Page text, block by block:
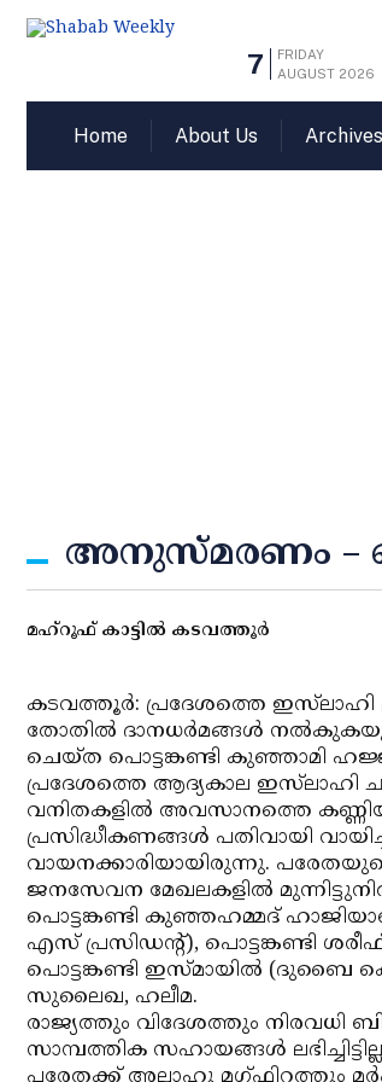
7
FRIDAY
AUGUST 2026
Home About Us Archives
അനുസ്മരണം –
മഹ്‌റൂഫ് കാട്ടില്‍ കടവത്തൂര്‍
കടവത്തൂര്‍: പ്രദേശത്തെ ഇസ്‌ലാഹി
തോതില്‍ ദാനധര്‍മങ്ങള്‍
ചെയ്ത പൊട്ടങ്കണ്ടി കുഞ്ഞാമി
പ്രദേശത്തെ ആദ്യകാല ഇസ്‌ലാഹി
വനിതകളില്‍ അവസാനത്തെ
പ്രസിദ്ധീകണങ്ങള്‍ പതിവായി
വായനക്കാരിയായിരുന്നു.
ജനസേവന മേഖലകളില്‍
പൊട്ടങ്കണ്ടി കുഞ്ഞഹമ്മദ്
എസ് പ്രസിഡന്റ്), പൊട്ടങ്കണ്ടി
പൊട്ടങ്കണ്ടി ഇസ്മായില്‍ (ദുബൈ
സുലൈഖ, ഹലീമ.
രാജ്യത്തും വിദേശത്തും നിരവധി
സാമ്പത്തിക സഹായങ്ങള്‍